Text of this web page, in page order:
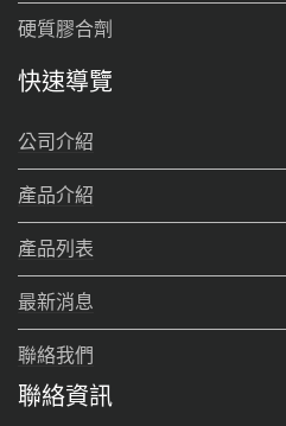
硬質膠合劑
快速導覽
公司介紹
產品介紹
產品列表
最新消息
聯絡我們
聯絡資訊